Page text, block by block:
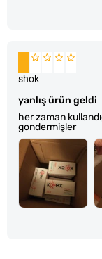
yanlış ürün geldi
her zaman
gondermişler
shok